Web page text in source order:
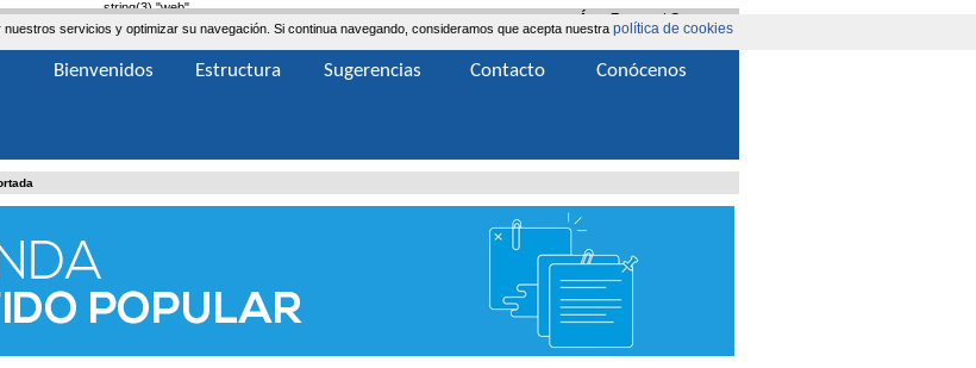
string(3) "web"
servicios y optimizar su navegación. Si continua navegando, consideramos que acepta nuestra política de cookies
|Contacta
Área Extranet
Bienvenidos Estructura Sugerencias Contacto Conócenos